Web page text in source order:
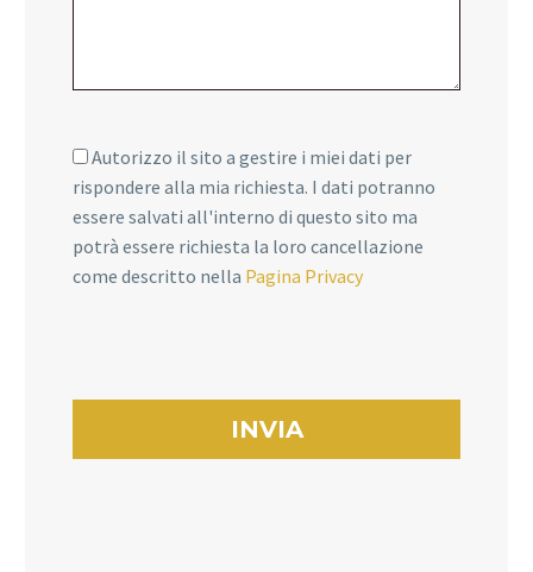
Autorizzo il sito a gestire i miei dati per
rispondere alla mia richiesta. I dati potranno
essere salvati all'interno di questo sito ma
potrà essere richiesta la loro cancellazione
come descritto nella Pagina Privacy